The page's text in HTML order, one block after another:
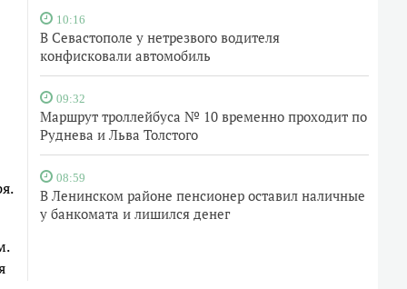
10:16
В Севастополе у нетрезвого водителя
конфисковали автомобиль
09:32
Маршрут троллейбуса № 10 временно проходит по
Руднева и Льва Толстого
08:59
В Ленинском районе пенсионер оставил наличные
у банкомата и лишился денег